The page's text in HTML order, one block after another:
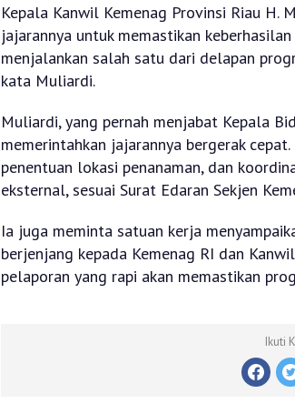
Kepala Kanwil Kemenag Provinsi Riau H.
jajarannya untuk memastikan
menjalankan salah satu dari delapan
kata Muliardi.
Muliardi, yang pernah menjabat Kepala
memerintahkan jajarannya bergerak
penentuan lokasi penanaman, dan
eksternal, sesuai Surat Edaran Sekjen
Ia juga meminta satuan kerja
berjenjang kepada Kemenag RI dan
pelaporan yang rapi akan memastikan
Ikuti